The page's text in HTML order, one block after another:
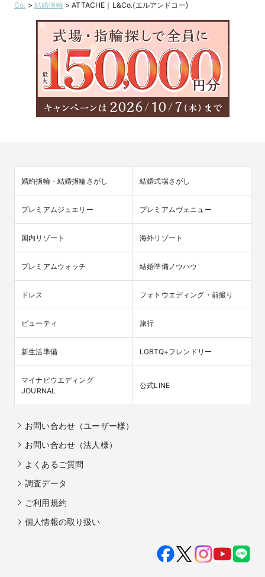
Co. >結婚指輪 >ATTACHE｜L&Co.(エルアンドコー)
婚約指輪・結婚指輪さがし 結婚式場さがし
プレミアムジュエリー プレミアムヴェニュー
国内リゾート 海外リゾート
プレミアムウォッチ 結婚準備ノウハウ
ドレス フォトウエディング・前撮り
ビューティ 旅行
新生活準備 LGBTQ+フレンドリー
マイナビウエディング
JOURNAL
公式LINE
お問い合わせ（ユーザー様）
お問い合わせ（法人様）
よくあるご質問
調査データ
ご利用規約
個人情報の取り扱い